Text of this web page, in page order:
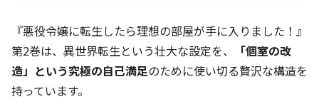
『悪役令嬢に転生したら理想の部屋が手に入りました！』
第2巻は、異世界転生という壮大な設定を、
「個室の改
造」という究極の自己満足のために使い切る贅沢な構造を
持っています。